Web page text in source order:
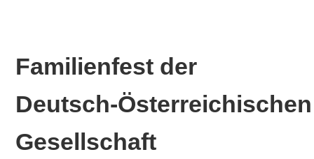
Familienfest der
Deutsch‑Österreichischen
Gesellschaft